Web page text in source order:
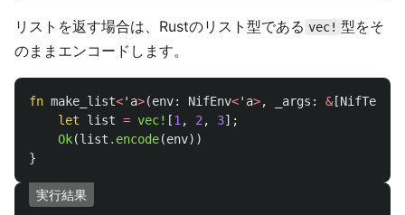
リストを返す場合は、Rustのリスト型である vec! 型をそ
のままエンコードします。
fn make_list<'a>(env: NifEnv<'a>, _args : &[NifTerm
let
list = vec! [1 , 2 , 3];
Ok(list .encode(env))
}
実行結果